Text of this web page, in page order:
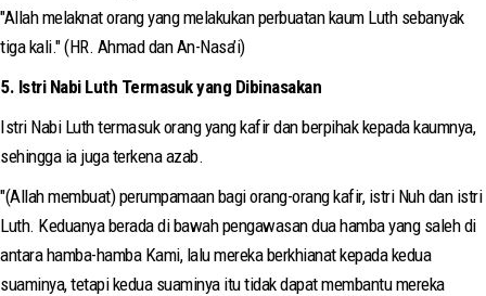
"Allah melaknat orang yang melakukan perbuatan kaum Luth sebanyak
tiga kali." (HR. Ahmad dan An-Nasa’i)
5. Istri Nabi Luth Termasuk yang Dibinasakan
Istri Nabi Luth termasuk orang yang kafir dan berpihak kepada kaumnya,
sehingga ia juga terkena azab.
"(Allah membuat) perumpamaan bagi orang-orang kafir, istri Nuh dan istri
Luth. Keduanya berada di bawah pengawasan dua hamba yang saleh di
antara hamba-hamba Kami, lalu mereka berkhianat kepada kedua
suaminya, tetapi kedua suaminya itu tidak dapat membantu mereka